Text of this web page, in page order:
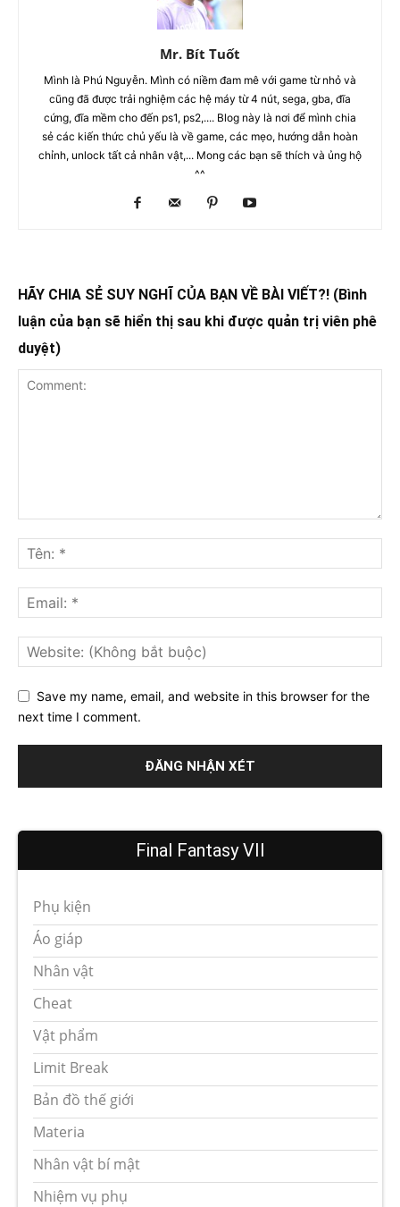
Mr. Bít Tuốt
Mình là Phú Nguyễn. Mình có niềm đam mê với game từ nhỏ và
cũng đã được trải nghiệm các hệ máy từ 4 nút, sega, gba, đĩa
cứng, đĩa mềm cho đến ps1, ps2,.... Blog này là nơi để mình chia
sẻ các kiến thức chủ yếu là về game, các mẹo, hướng dẫn hoàn
chỉnh, unlock tất cả nhân vật,... Mong các bạn sẽ thích và ủng hộ
^^
HÃY CHIA SẺ SUY NGHĨ CỦA BẠN VỀ BÀI VIẾT?! (Bình
luận của bạn sẽ hiển thị sau khi được quản trị viên phê
duyệt)
Save my name, email, and website in this browser for the
next time I comment.
Final Fantasy VII
Phụ kiện
Áo giáp
Nhân vật
Cheat
Vật phẩm
Limit Break
Bản đồ thế giới
Materia
Nhân vật bí mật
Nhiệm vụ phụ